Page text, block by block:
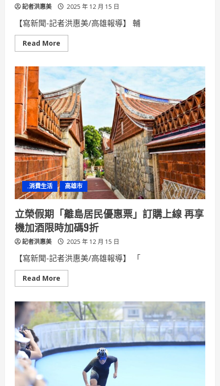
記者洪惠美 2025 年 12 月 15 日
【寫新聞-記者洪惠美/高雄報導】 輔
Read More
more
國
唯
科
大
得
主！
輔
英
科
大
樂
齡
教
育
結
實
纍
纍
陳
李
月
娥
榮
獲
教
部
第
七
育
奉
獻
獎
.消費生活 高雄市
立榮假期「離島居民優惠票」訂購上線 再享
機加酒限時加碼9折
記者洪惠美 2025 年 12 月 15 日
【寫新聞-記者洪惠美/高雄報導】 「
Read More
more
榮
假
期
「離
島
居
民
優